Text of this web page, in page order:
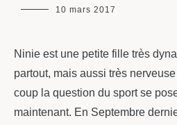
maman
10 mars 2017
Ninie est une petite fille très
partout, mais aussi très
coup la question du sport se
maintenant. En Septembre